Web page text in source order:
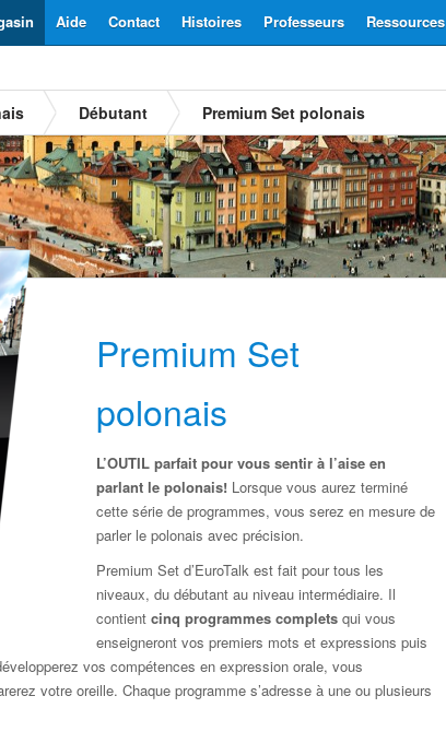
Ressources
Professeurs
Histoires
Contact
Aide
Débutant Premium Set polonais
Premium Set
polonais
L’OUTIL parfait pour vous sentir à l’aise en
parlant le polonais! Lorsque vous aurez terminé
cette série de programmes, vous serez en mesure de
parler le polonais avec précision.
Premium Set d’EuroTalk est fait pour tous les
niveaux, du débutant au niveau intermédiaire. Il
contient cinq programmes complets qui vous
enseigneront vos premiers mots et expressions puis
vos compétences en expression orale, vous
votre oreille. Chaque programme s’adresse à une ou plusieurs